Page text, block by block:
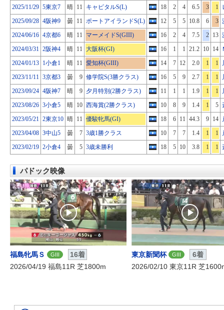
2025/11/29 5東京7 晴 11 キャピタルS(L) 18 2 4 6.5 3 1
2025/09/28 4阪神9 曇 11 ポートアイランドS(L) 12 5 5 10.8 6 3
2024/06/16 4京都6 晴 11 マーメイドS(GIII) 16 2 4 7.5 2 13
2024/03/31 2阪神4 晴 11 大阪杯(GI) 16 1 1 21.2 10 14
2024/01/13 1小倉1 晴 11 愛知杯(GIII) 14 7 12 2.0 1 1
2023/11/11 3京都3 曇 9 修学院S(3勝クラス) 16 5 9 2.7 1 1
2023/09/24 4阪神7 晴 9 夕月特別(2勝クラス) 11 1 1 1.9 1 1
2023/08/26 3小倉5 晴 10 西海賞(2勝クラス) 10 8 9 1.4 1 5
2023/05/21 2東京10 晴 11 優駿牝馬(GI) 18 6 11 44.3 9 14
2023/04/08 3中山5 曇 7 3歳1勝クラス 10 7 7 1.4 1 1
2023/02/19 2小倉4 曇 5 3歳未勝利 18 5 10 3.8 1 1
パドック映像
福島牝馬Ｓ GIII
16着
2026/04/19 福島11R 芝1800m
東京新聞杯 GIII
6着
2026/02/10 東京11R 芝